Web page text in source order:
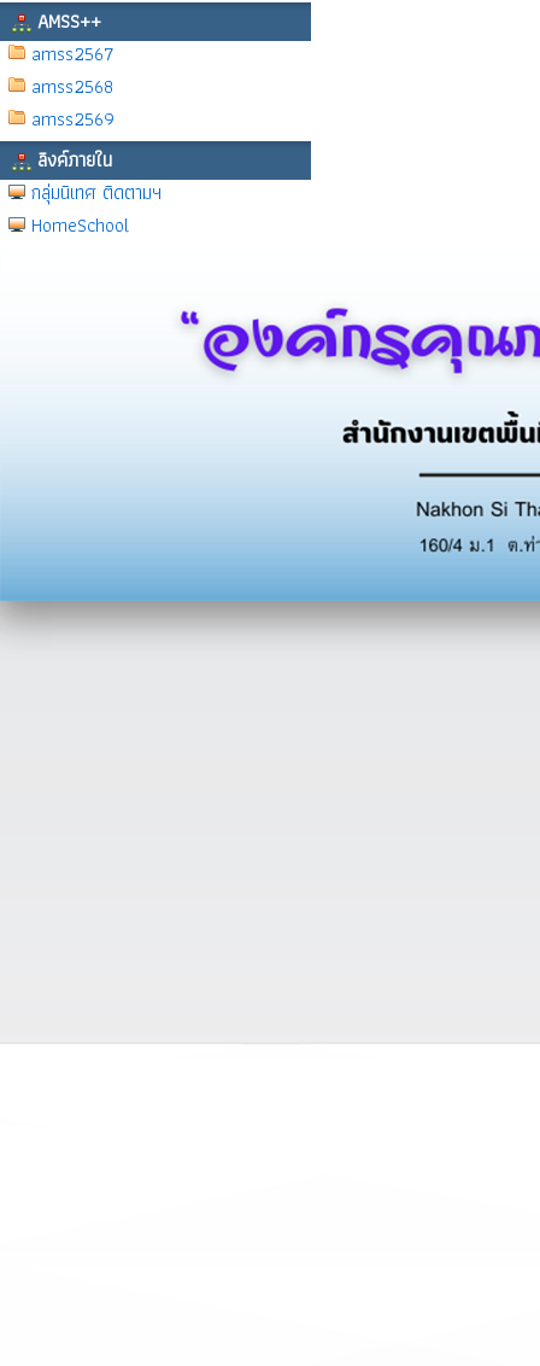
AMSS++
amss2567
amss2568
amss2569
ลิงค์ภายใน
กลุ่มนิเทศ ติดตามฯ
HomeSchool